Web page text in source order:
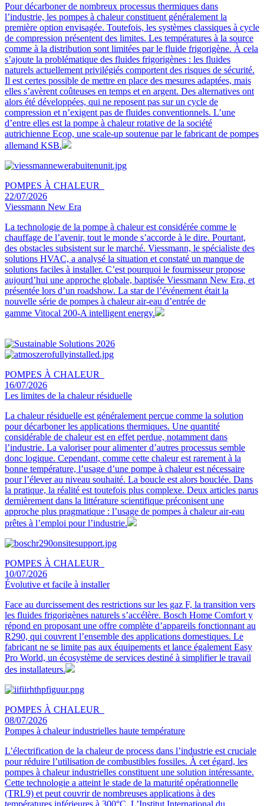
Pour décarboner de nombreux processus thermiques dans
l’industrie, les pompes à chaleur constituent généralement la
première option envisagée. Toutefois, les systèmes classiques à cycle
de compression présentent des limites. Les températures à la source
comme à la distribution sont limitées par le fluide frigorigène. À cela
s’ajoute la problématique des fluides frigorigènes : les fluides
naturels actuellement privilégiés comportent des risques de sécurité.
Il est certes possible de mettre en place des mesures adaptées, mais
elles s’avèrent coûteuses en temps et en argent. Des alternatives ont
alors été développées, qui ne reposent pas sur un cycle de
compression et n’exigent pas de fluides conventionnels. L’une
d’entre elles est la pompe à chaleur rotative de la société
autrichienne Ecop, une scale-up soutenue par le fabricant de pompes
allemand KSB.
POMPES À CHALEUR
22/07/2026
Viessmann New Era
La technologie de la pompe à chaleur est considérée comme le
chauffage de l’avenir, tout le monde s’accorde à le dire. Pourtant,
des obstacles subsistent sur le marché. Viessmann, le spécialiste des
solutions HVAC, a analysé la situation et constaté un manque de
solutions faciles à installer. C’est pourquoi le fournisseur propose
aujourd’hui une approche globale, baptisée Viessmann New Era, et
présentée lors d’un roadshow. La star de l’événement était la
nouvelle série de pompes à chaleur air-eau d’entrée de
gamme Vitocal 200-A intelligent energy.
POMPES À CHALEUR
16/07/2026
Les limites de la chaleur résiduelle
La chaleur résiduelle est généralement perçue comme la solution
pour décarboner les applications thermiques. Une quantité
considérable de chaleur est en effet perdue, notamment dans
l’industrie. La valoriser pour alimenter d’autres processus semble
donc logique. Cependant, comme cette chaleur est rarement à la
bonne température, l’usage d’une pompe à chaleur est nécessaire
pour l’élever au niveau souhaité. La boucle est alors bouclée. Dans
la pratique, la réalité est toutefois plus complexe. Deux articles parus
dernièrement dans la littérature scientifique préconisent une
approche plus pragmatique : l’usage de pompes à chaleur air-eau
prêtes à l’emploi pour l’industrie.
POMPES À CHALEUR
10/07/2026
Évolutive et facile à installer
Face au durcissement des restrictions sur les gaz F, la transition vers
les fluides frigorigènes naturels s’accélère. Bosch Home Comfort y
répond en proposant une offre complète d’appareils fonctionnant au
R290, qui couvrent l’ensemble des applications domestiques. Le
fabricant ne se limite pas aux équipements et lance également Easy
Pro World, un écosystème de services destiné à simplifier le travail
des installateurs.
POMPES À CHALEUR
08/07/2026
Pompes à chaleur industrielles haute température
L’électrification de la chaleur de process dans l’industrie est cruciale
pour réduire l’utilisation de combustibles fossiles. À cet égard, les
pompes à chaleur industrielles constituent une solution intéressante.
Cette technologie a atteint le stade de la maturité opérationnelle
(TRL9) et peut couvrir de nombreuses applications à des
températures inférieures à 300°C. L’Institut International du